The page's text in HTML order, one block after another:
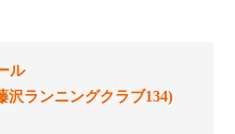
ル
沢ランニングクラブ134)